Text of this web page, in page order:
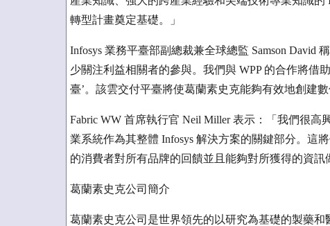
轉型計畫奠定基礎。」
Infosys 業務平臺部副總裁兼全球總監 Samson David
少關注利益相關者的參與。我們與 WPP 的合作將借
臺’。該雲交付平臺將使葛蘭素史克能夠有效地創建
Fabric WW 首席執行官 Neil Miller 表示：「我們很高
業系統作為其整體 Infosys 解決方案的關鍵部分。這
的消費者對所有品牌的回饋並且能夠對所獲得的資訊
葛蘭素史克公司簡介
葛蘭素史克公司是世界領先的以研究為基礎的製藥